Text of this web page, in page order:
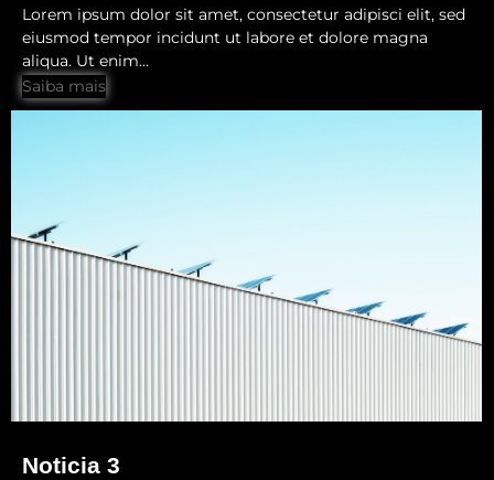
Lorem ipsum dolor sit amet, consectetur adipisci elit, sed
eiusmod tempor incidunt ut labore et dolore magna
aliqua. Ut enim...
Saiba mais
Noticia 3